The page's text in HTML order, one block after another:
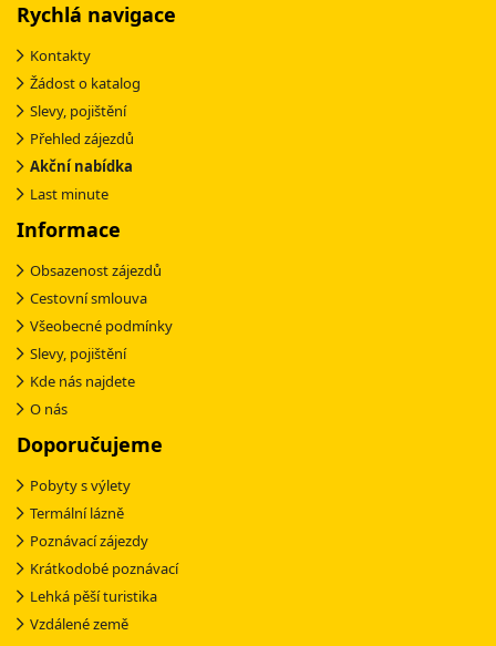
Rychlá navigace
Kontakty
Žádost o katalog
Slevy, pojištění
Přehled zájezdů
Akční nabídka
Last minute
Informace
Obsazenost zájezdů
Cestovní smlouva
Všeobecné podmínky
Slevy, pojištění
Kde nás najdete
O nás
Doporučujeme
Pobyty s výlety
Termální lázně
Poznávací zájezdy
Krátkodobé poznávací
Lehká pěší turistika
Vzdálené země